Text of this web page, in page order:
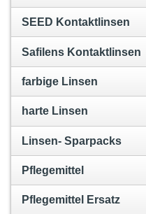
SEED Kontaktlinsen
Safilens Kontaktlinsen
farbige Linsen
harte Linsen
Linsen- Sparpacks
Pflegemittel
Pflegemittel Ersatz